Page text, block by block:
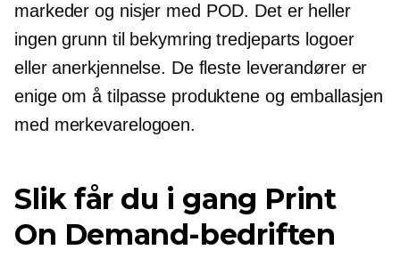
markeder og nisjer med POD. Det er heller
ingen grunn til bekymringtredjeparts logoer
eller anerkjennelse. De fleste leverandører er
enige om å tilpasse produktene og emballasjen
med merkevarelogoen.
Slik får du i gang Print
On Demand-bedriften